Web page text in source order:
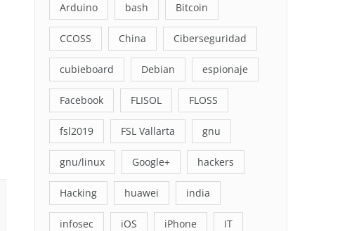
Arduino bash Bitcoin
CCOSS China Ciberseguridad
cubieboard Debian espionaje
Facebook FLISOL FLOSS
fsl2019 FSL Vallarta gnu
gnu/linux Google+ hackers
Hacking huawei india
infosec iOS iPhone IT